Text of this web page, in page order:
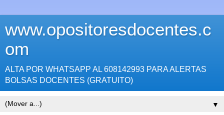
www.opositoresdocentes.c
om
ALTA POR WHATSAPP AL 608142993 PARA ALERTAS
BOLSAS DOCENTES (GRATUITO)
▼